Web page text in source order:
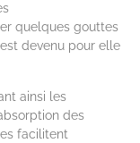
quelques gouttes
devenu pour elle
ainsi les
des
facilitent